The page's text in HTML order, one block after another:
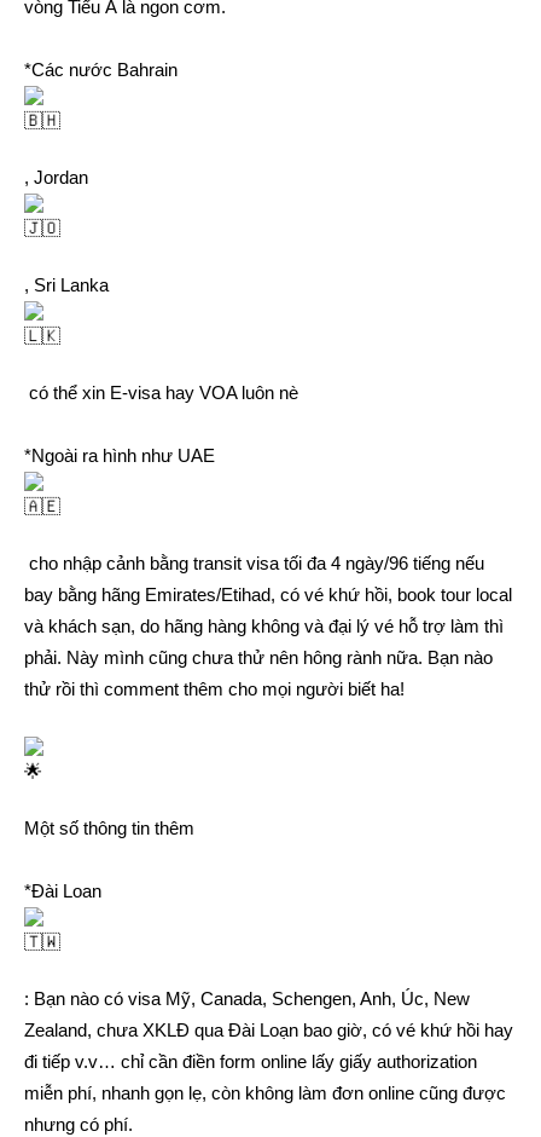
vòng Tiểu Á là ngon cơm.
*Các nước Bahrain
, Jordan
, Sri Lanka
có thể xin E-visa hay VOA luôn nè
*Ngoài ra hình như UAE
cho nhập cảnh bằng transit visa tối đa 4 ngày/96 tiếng nếu
bay bằng hãng Emirates/Etihad, có vé khứ hồi, book tour local
và khách sạn, do hãng hàng không và đại lý vé hỗ trợ làm thì
phải. Này mình cũng chưa thử nên hông rành nữa. Bạn nào
thử rồi thì comment thêm cho mọi người biết ha!
Một số thông tin thêm
*Đài Loan
: Bạn nào có visa Mỹ, Canada, Schengen, Anh, Úc, New
Zealand, chưa XKLĐ qua Đài Loạn bao giờ, có vé khứ hồi hay
đi tiếp v.v… chỉ cần điền form online lấy giấy authorization
miễn phí, nhanh gọn lẹ, còn không làm đơn online cũng được
nhưng có phí.